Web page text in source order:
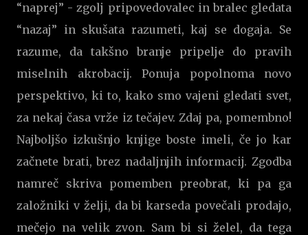
“naprej” - zgolj pripovedovalec in bralec gledata
“nazaj” in skušata razumeti, kaj se dogaja. Se
razume, da takšno branje pripelje do pravih
miselnih akrobacij. Ponuja popolnoma novo
perspektivo, ki to, kako smo vajeni gledati svet,
za nekaj časa vrže iz tečajev. Zdaj pa, pomembno!
Najboljšo izkušnjo knjige boste imeli, če jo kar
začnete brati, brez nadaljnjih informacij. Zgodba
namreč skriva pomemben preobrat, ki pa ga
založniki v želji, da bi karseda povečali prodajo,
mečejo na velik zvon. Sam bi si želel, da tega